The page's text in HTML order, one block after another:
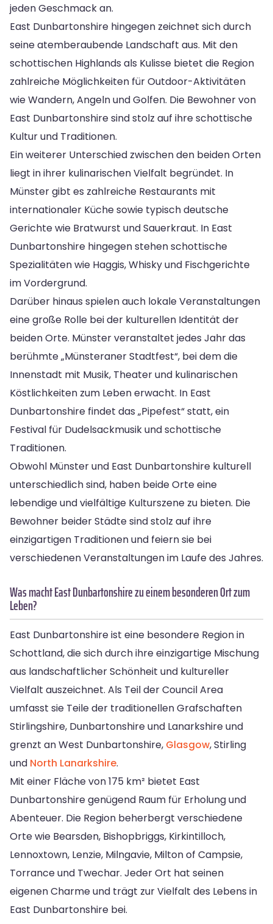
jeden Geschmack an.
East Dunbartonshire hingegen zeichnet sich durch
seine atemberaubende Landschaft aus. Mit den
schottischen Highlands als Kulisse bietet die Region
zahlreiche Möglichkeiten für Outdoor-Aktivitäten
wie Wandern, Angeln und Golfen. Die Bewohner von
East Dunbartonshire sind stolz auf ihre schottische
Kultur und Traditionen.
Ein weiterer Unterschied zwischen den beiden Orten
liegt in ihrer kulinarischen Vielfalt begründet. In
Münster gibt es zahlreiche Restaurants mit
internationaler Küche sowie typisch deutsche
Gerichte wie Bratwurst und Sauerkraut. In East
Dunbartonshire hingegen stehen schottische
Spezialitäten wie Haggis, Whisky und Fischgerichte
im Vordergrund.
Darüber hinaus spielen auch lokale Veranstaltungen
eine große Rolle bei der kulturellen Identität der
beiden Orte. Münster veranstaltet jedes Jahr das
berühmte „Münsteraner Stadtfest“, bei dem die
Innenstadt mit Musik, Theater und kulinarischen
Köstlichkeiten zum Leben erwacht. In East
Dunbartonshire findet das „Pipefest“ statt, ein
Festival für Dudelsackmusik und schottische
Traditionen.
Obwohl Münster und East Dunbartonshire kulturell
unterschiedlich sind, haben beide Orte eine
lebendige und vielfältige Kulturszene zu bieten. Die
Bewohner beider Städte sind stolz auf ihre
einzigartigen Traditionen und feiern sie bei
verschiedenen Veranstaltungen im Laufe des Jahres.
Was macht East Dunbartonshire zu einem besonderen Ort zum
Leben?
East Dunbartonshire ist eine besondere Region in
Schottland, die sich durch ihre einzigartige Mischung
aus landschaftlicher Schönheit und kultureller
Vielfalt auszeichnet. Als Teil der Council Area
umfasst sie Teile der traditionellen Grafschaften
Stirlingshire, Dunbartonshire und Lanarkshire und
grenzt an West Dunbartonshire, Glasgow, Stirling
und North Lanarkshire.
Mit einer Fläche von 175 km² bietet East
Dunbartonshire genügend Raum für Erholung und
Abenteuer. Die Region beherbergt verschiedene
Orte wie Bearsden, Bishopbriggs, Kirkintilloch,
Lennoxtown, Lenzie, Milngavie, Milton of Campsie,
Torrance und Twechar. Jeder Ort hat seinen
eigenen Charme und trägt zur Vielfalt des Lebens in
East Dunbartonshire bei.